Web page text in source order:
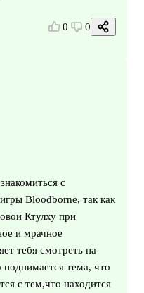
0 0
с
Bloodborne, так как
Ктулху при
и мрачное
тебя смотреть на
тема, что
с тем,что находится